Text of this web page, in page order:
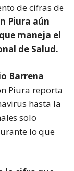
de cifras de
Piura aún
maneja el
de Salud.
Barrena
Piura reporta
hasta la
solo
lo que